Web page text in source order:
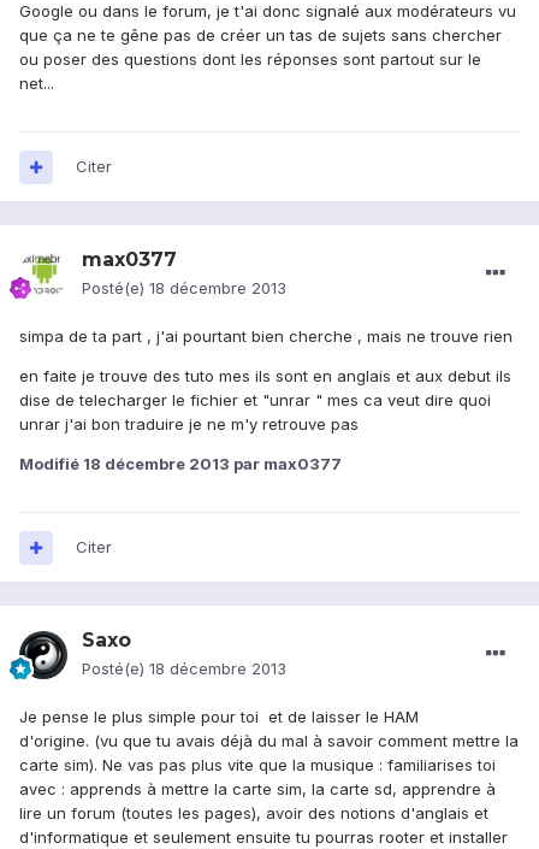
Google ou dans le forum, je t'ai donc signalé aux modérateurs vu
que ça ne te gêne pas de créer un tas de sujets sans chercher
ou poser des questions dont les réponses sont partout sur le
net...
Citer
max0377
Posté(e) 18 décembre 2013
simpa de ta part , j'ai pourtant bien cherche , mais ne trouve rien
en faite je trouve des tuto mes ils sont en anglais et aux debut ils
dise de telecharger le fichier et "unrar " mes ca veut dire quoi
unrar j'ai bon traduire je ne m'y retrouve pas
Modifié 18 décembre 2013 par max0377
Citer
Saxo
Posté(e) 18 décembre 2013
Je pense le plus simple pour toi et de laisser le HAM
d'origine. (vu que tu avais déjà du mal à savoir comment mettre la
carte sim). Ne vas pas plus vite que la musique : familiarises toi
avec : apprends à mettre la carte sim, la carte sd, apprendre à
lire un forum (toutes les pages), avoir des notions d'anglais et
d'informatique et seulement ensuite tu pourras rooter et installer